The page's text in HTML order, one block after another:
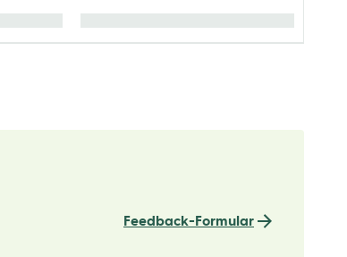
Feedback-Formular